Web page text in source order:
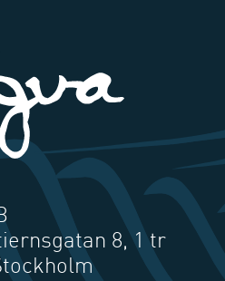
8, 1 tr